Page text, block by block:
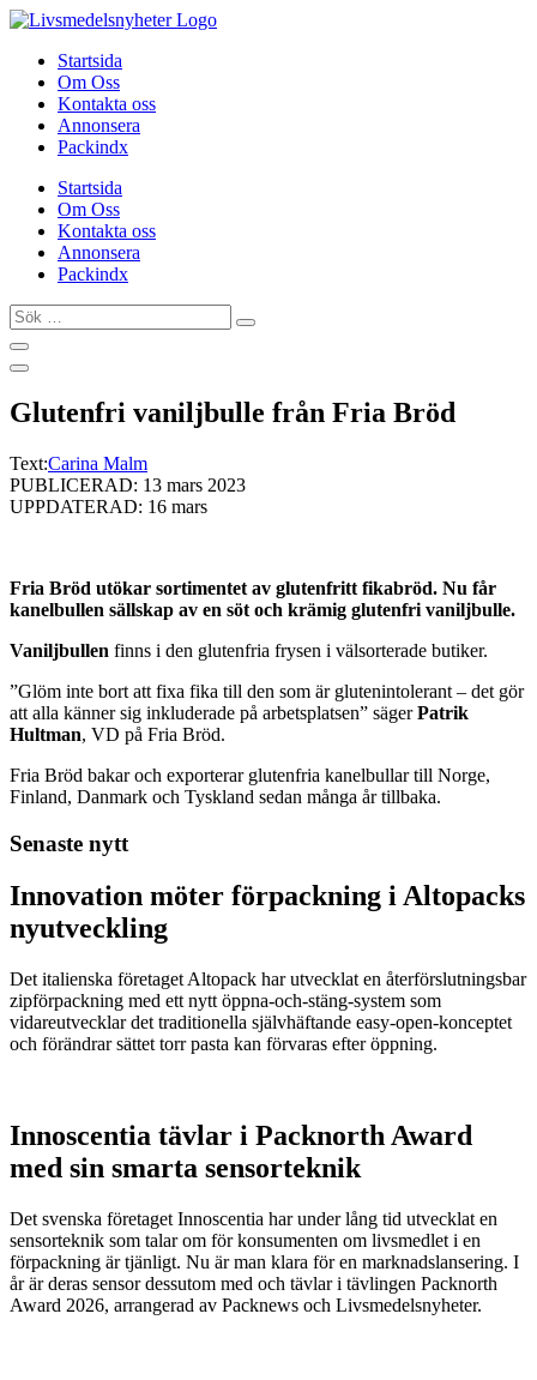
Hoppa
innehållStartsida
Om Oss
Kontakta oss
Annonsera
Packindx
Startsida
Om Oss
Kontakta oss
Annonsera
Packindx
Sök
…
Glutenfri vaniljbulle från Fria Bröd
Text:Carina Malm
PUBLICERAD: 13 mars 2023
UPPDATERAD: 16 mars
Fria Bröd utökar sortimentet av glutenfritt fikabröd. Nu får
kanelbullen sällskap av en söt och krämig glutenfri vaniljbulle.
Vaniljbullen finns i den glutenfria frysen i välsorterade butiker.
”Glöm inte bort att fixa fika till den som är glutenintolerant – det gör
att alla känner sig inkluderade på arbetsplatsen” sägerPatrik
Hultman, VD på Fria Bröd.
Fria Bröd bakar och exporterar glutenfria kanelbullar till Norge,
Finland, Danmark och Tyskland sedan många år tillbaka.
Senaste nytt
Innovation möter förpackning i Altopacks
nyutveckling
Det italienska företaget Altopack har utvecklat en återförslutningsbar
zipförpackning med ett nytt öppna-och-stäng-system som
vidareutvecklar det traditionella självhäftande easy-open-konceptet
och förändrar sättet torr pasta kan förvaras efter öppning.
Innoscentia tävlar i Packnorth Award
med sin smarta sensorteknik
Det svenska företaget Innoscentia har under lång tid utvecklat en
sensorteknik som talar om för konsumenten om livsmedlet i en
förpackning är tjänligt. Nu är man klara för en marknadslansering. I
år är deras sensor dessutom med och tävlar i tävlingen Packnorth
Award 2026, arrangerad av Packnews och Livsmedelsnyheter.